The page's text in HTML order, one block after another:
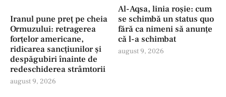
Iranul pune preț pe cheia
Ormuzului: retragerea
forţelor americane,
ridicarea sancțiunilor și
despăgubiri înainte de
redeschiderea strâmtorii
august 9, 2026
Al-Aqsa, linia roșie: cum
se schimbă un status quo
fără ca nimeni să anunțe
că l-a schimbat
august 9, 2026